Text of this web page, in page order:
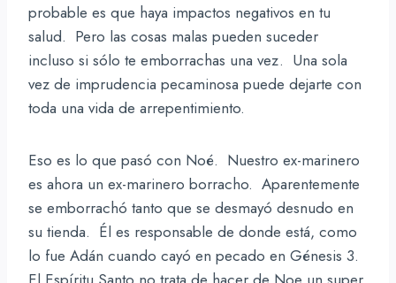
probable es que haya impactos negativos en tu
salud. Pero las cosas malas pueden suceder
incluso si sólo te emborrachas una vez. Una sola
vez de imprudencia pecaminosa puede dejarte con
toda una vida de arrepentimiento.
Eso es lo que pasó con Noé. Nuestro ex-marinero
es ahora un ex-marinero borracho. Aparentemente
se emborrachó tanto que se desmayó desnudo en
su tienda. Él es responsable de donde está, como
lo fue Adán cuando cayó en pecado en Génesis 3.